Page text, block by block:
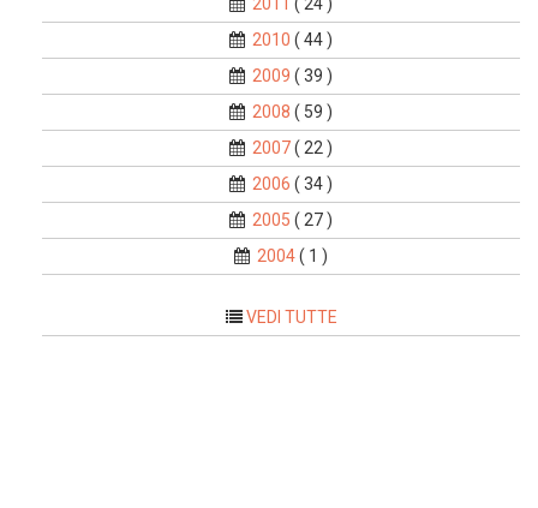
2010 ( 44 )
2009 ( 39 )
2008 ( 59 )
2007( 22 )
2006 ( 34 )
2005 ( 27 )
2004( 1 )
VEDI TUTTE